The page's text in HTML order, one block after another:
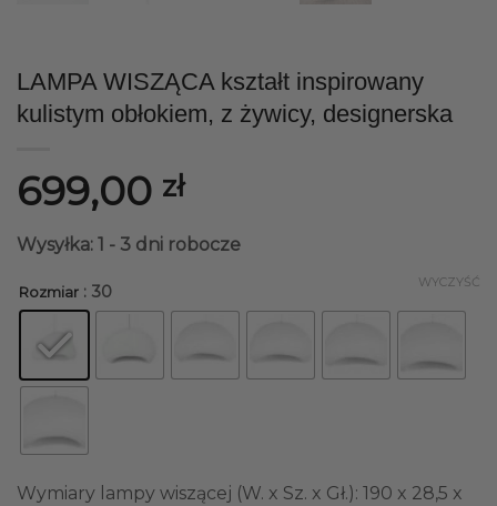
LAMPA WISZĄCA kształt inspirowany
kulistym obłokiem, z żywicy, designerska
699,00 zł
Wysyłka: 1 - 3 dni robocze
Rozmiar : 30 WYCZYŚĆ
Wymiary lampy wiszącej (W. x Sz. x Gł.): 190 x 28,5 x